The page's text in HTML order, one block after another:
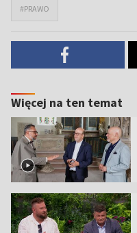
#PRAWO
Więcej na ten temat